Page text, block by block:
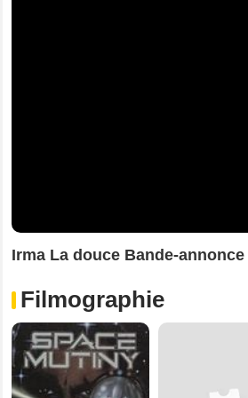
Irma La douce Bande-annonce
Filmographie